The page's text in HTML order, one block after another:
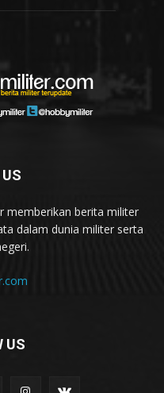
memberikan berita militer
dalam dunia militer serta
US